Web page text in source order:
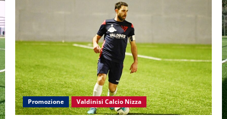
Promozione Valdinisi Calcio Nizza